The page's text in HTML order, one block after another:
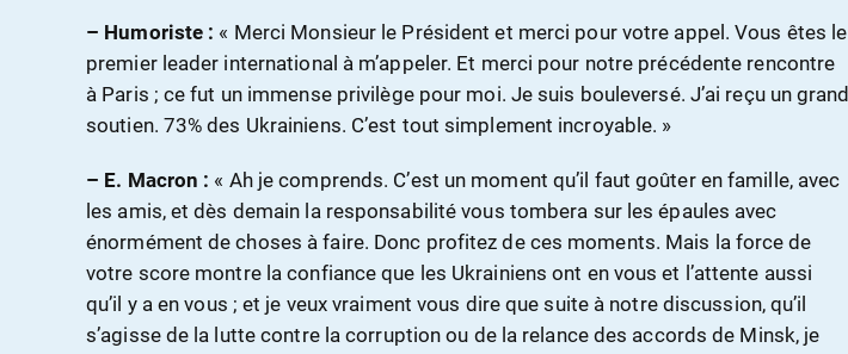
– Humoriste : « Merci Monsieur le Président et merci pour votre appel. Vous êtes le
premier leader international à m’appeler. Et merci pour notre précédente rencontre
à Paris ; ce fut un immense privilège pour moi. Je suis bouleversé. J’ai reçu un grand
soutien. 73% des Ukrainiens. C’est tout simplement incroyable. »
– E. Macron : « Ah je comprends. C’est un moment qu’il faut goûter en famille, avec
les amis, et dès demain la responsabilité vous tombera sur les épaules avec
énormément de choses à faire. Donc profitez de ces moments. Mais la force de
votre score montre la confiance que les Ukrainiens ont en vous et l’attente aussi
qu’il y a en vous ; et je veux vraiment vous dire que suite à notre discussion, qu’il
s’agisse de la lutte contre la corruption ou de la relance des accords de Minsk, je